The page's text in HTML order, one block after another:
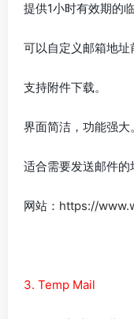
提供1小时有效期的
可以自定义邮箱地址
支持附件下载。
界面简洁，功能强大。
适合需要发送邮件的
网站： https://
3. Temp Mail